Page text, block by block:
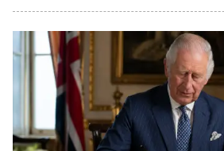
nebo rozdělit mezi akcionáře.